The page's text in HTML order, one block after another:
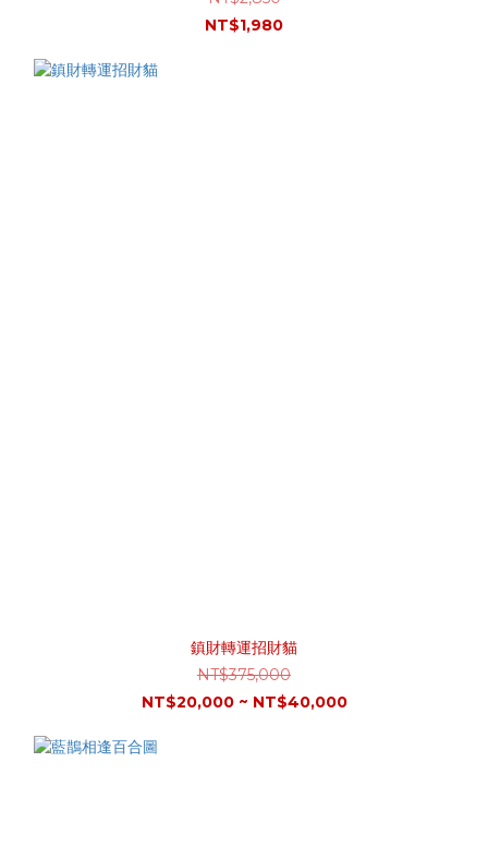
NT$1,980
鎮財轉運招財貓
NT$375,000
NT$20,000 ~ NT$40,000